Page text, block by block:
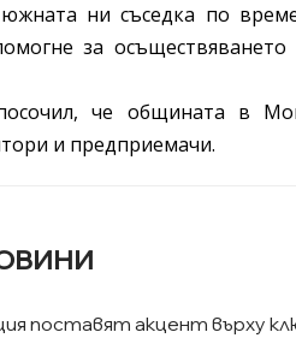
южната ни съседка по
за
че общината в
и предприемачи.
поставят акцент върху